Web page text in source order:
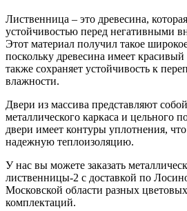
Лиственница – это древесина,
устойчивостью перед негативными
Этот материал получил такое
поскольку древесина имеет
также сохраняет устойчивость к
влажности.
Двери из массива представляют
металлического каркаса и цельного
двери имеет контуры уплотнения,
надежную теплоизоляцию.
У нас вы можете заказать
лиственницы-2 с доставкой по
Московской области разных
комплектаций.